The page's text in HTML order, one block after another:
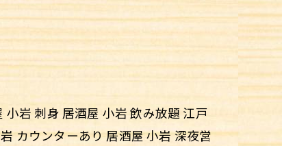
岩 刺身 居酒屋 小岩 飲み放題 江戸
カウンターあり 居酒屋 小岩 深夜営